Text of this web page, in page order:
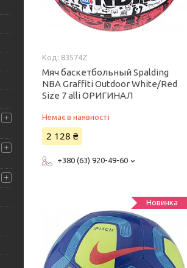
83574Z
Мяч баскетбольный Spalding
NBA Graffiti Outdoor White/Red
Size 7 alli ОРИГИНАЛ
Немає в наявності
2 128 ₴
+380 (63) 920-49-60
Новинка